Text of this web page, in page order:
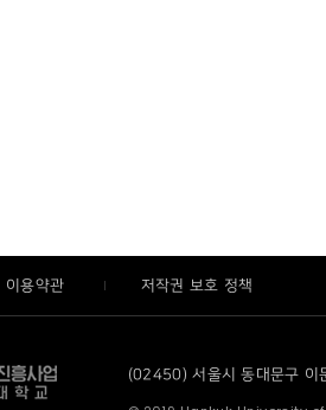
이용약관 저작권 보호 정책
(02450) 서울시 동대문구